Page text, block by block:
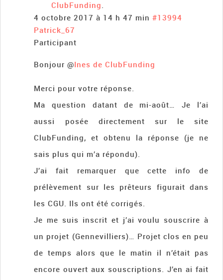
ClubFunding.
4 octobre 2017 à 14 h 47 min #13994
Patrick_67
Participant
Bonjour @Ines de ClubFunding
Merci pour votre réponse.
Ma question datant de mi-août… Je l’ai
aussi posée directement sur le site
ClubFunding, et obtenu la réponse (je ne
sais plus qui m’a répondu).
J’ai fait remarquer que cette info de
prélèvement sur les prêteurs figurait dans
les CGU. Ils ont été corrigés.
Je me suis inscrit et j’ai voulu souscrire à
un projet (Gennevilliers)… Projet clos en peu
de temps alors que le matin il n’était pas
encore ouvert aux souscriptions. J’en ai fait